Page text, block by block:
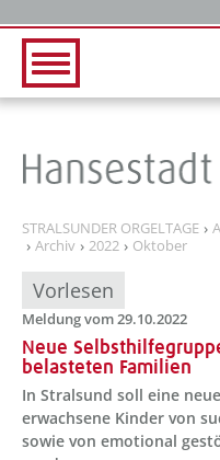
STRALSUNDER ORGELTAGE
Archiv
2022 Oktober
Vorlesen
Meldung vom 29.10.2022
Neue
belasteten Familien
In Stralsund soll eine
erwachsene Kinder von
sowie von emotional